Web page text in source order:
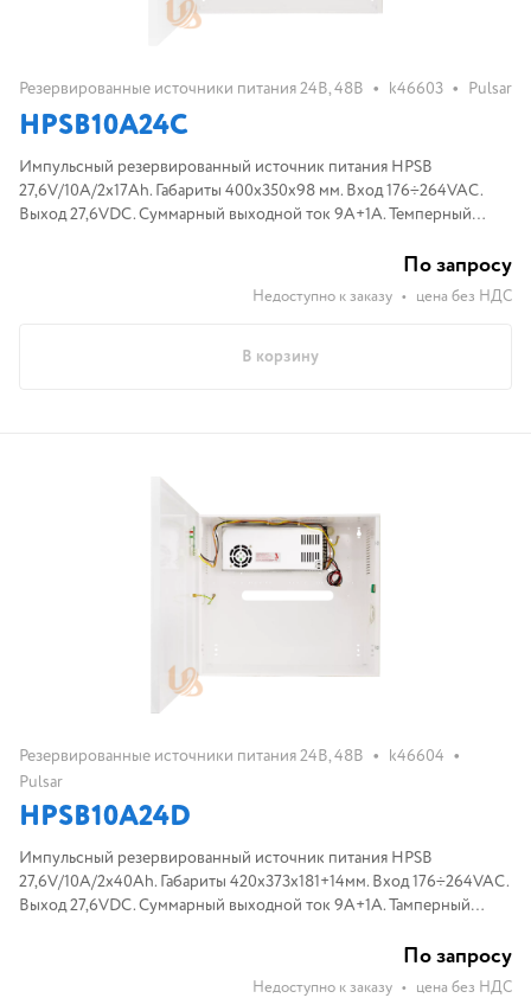
Резервированные источники питания 24В, 48В • k46603 • Pulsar
HPSB10A24C
Импульсный резервированный источник питания HPSB
27,6V/10A/2x17Ah. Габариты 400x350x98 мм. Вход 176÷264VAC.
Выход 27,6VDC. Суммарный выходной ток 9A+1A. Темперный
По запросу
Недоступно к заказу • цена без НДС
В корзину
Резервированные источники питания 24В, 48В • k46604 •
Pulsar
HPSB10A24D
Импульсный резервированный источник питания HPSB
27,6V/10A/2x40Ah. Габариты 420x373x181+14мм. Вход 176÷264VAC.
Выход 27,6VDC. Суммарный выходной ток 9A+1A. Тамперный
По запросу
Недоступно к заказу • цена без НДС